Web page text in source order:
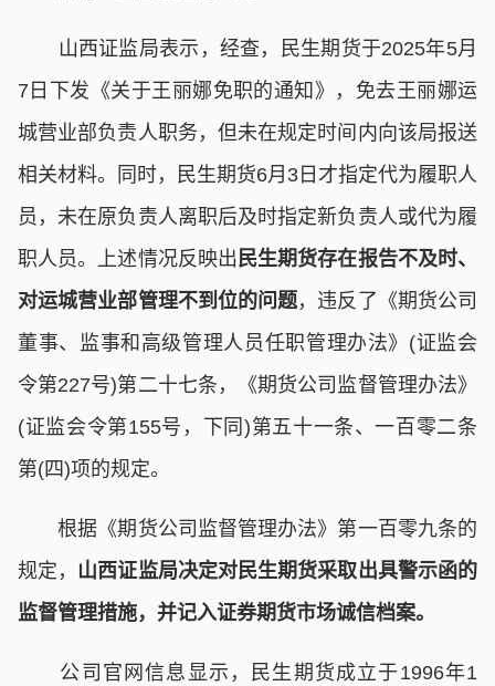
山西证监局表示，经查，民生期货于2025年5月
7日下发《关于王丽娜免职的通知》，免去王丽娜运
城营业部负责人职务，但未在规定时间内向该局报送
相关材料。同时，民生期货6月3日才指定代为履职人
员，未在原负责人离职后及时指定新负责人或代为履
职人员。上述情况反映出民生期货存在报告不及时、
对运城营业部管理不到位的问题，违反了《期货公司
董事、监事和高级管理人员任职管理办法》(证监会
令第227号)第二十七条，《期货公司监督管理办法》
(证监会令第155号，下同)第五十一条、一百零二条
第(四)项的规定。
根据《期货公司监督管理办法》第一百零九条的
规定， 山西证监局决定对民生期货采取出具警示函的
监督管理措施，并记入证券期货市场诚信档案。
公司官网信息显示，民生期货成立于1996年1